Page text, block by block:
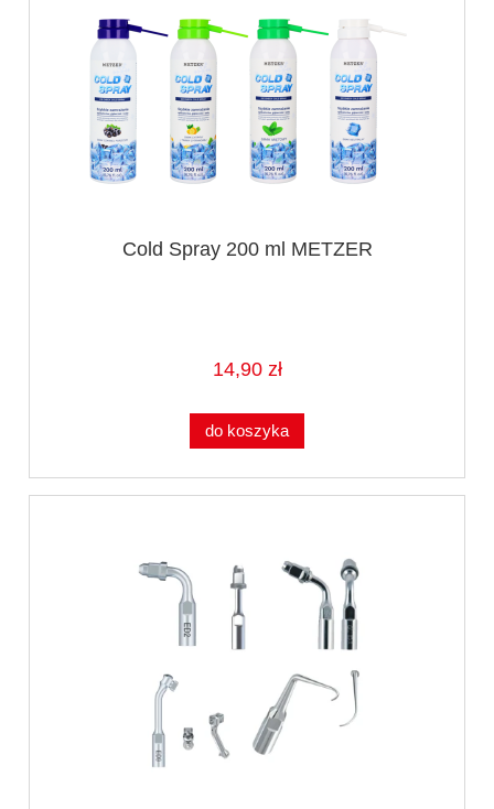
Cold Spray 200 ml METZER
14,90 zł
do koszyka